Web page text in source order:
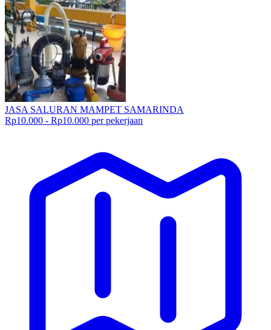
JASA SALURAN MAMPET SAMARINDA
Rp10.000 - Rp10.000 per pekerjaan